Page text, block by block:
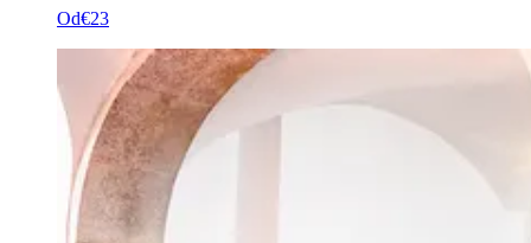
Od€23